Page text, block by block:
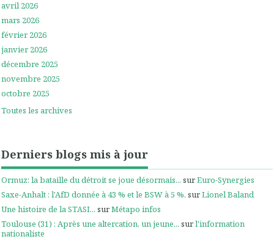
avril 2026
mars 2026
février 2026
janvier 2026
décembre 2025
novembre 2025
octobre 2025
Toutes les archives
Derniers blogs mis à jour
Ormuz: la bataille du détroit se joue désormais... surEuro-Synergies
Saxe-Anhalt : l'AfD donnée à 43 % et le BSW à 5 %. surLionel Baland
Une histoire de la STASI... surMétapo infos
Toulouse (31) : Après une altercation, un jeune... surl'information
nationaliste